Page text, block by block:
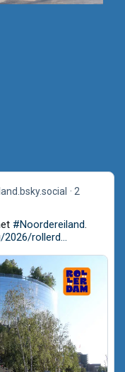
2
#Noordereiland.
rollerd...